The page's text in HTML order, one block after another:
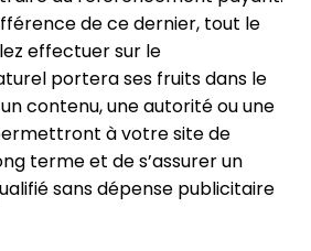
de ce dernier, tout le
effectuer sur le
portera ses fruits dans le
contenu, une autorité ou une
à votre site de
terme et de s’assurer un
sans dépense publicitaire